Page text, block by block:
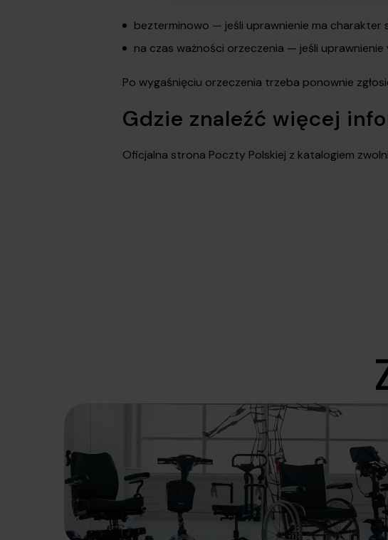
bezterminowo — jeśli uprawnienie ma charakter
na czas ważności orzeczenia — jeśli
Po wygaśnięciu orzeczenia trzeba ponownie
Gdzie znaleźć więcej
Oficjalna strona Poczty Polskiej z katalogiem